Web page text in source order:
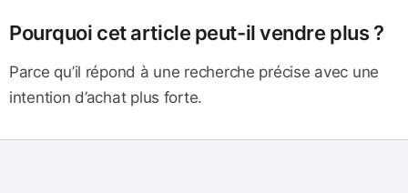
Pourquoi cet article peut-il vendre plus ?
Parce qu’il répond à une recherche précise avec une
intention d’achat plus forte.